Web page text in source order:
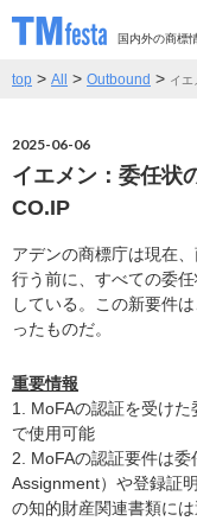
国内外の商標
SEMINAR/EVENT
ABOUT
CONTRIBUTORS
CONTACT お問い合わせ
top > All > Outbound > イエ
2025-06-06
イエメン：委任状
CO.IP
アデンの商標庁は現在
行う前に、すべての委
している。この新要件
ったものだ。
重要情報
1. MoFAの認証を受け
で使用可能
2. MoFAの認証要件は
Assignment）や登録証
の知的財産関連書類に